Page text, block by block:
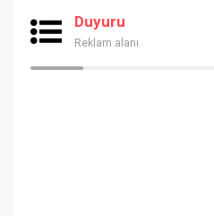
Duyuru
Reklam alanı